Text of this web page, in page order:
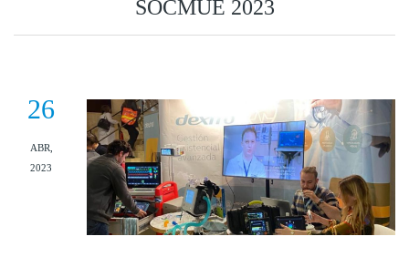
SOCMUE 2023
26
ABR,
2023